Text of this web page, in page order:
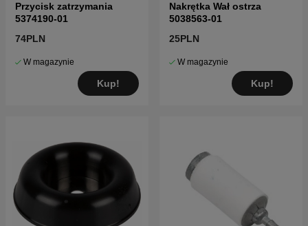
Przycisk zatrzymania
5374190-01
74PLN
W magazynie
Kup!
Nakrętka Wał ostrza
5038563-01
25PLN
W magazynie
Kup!